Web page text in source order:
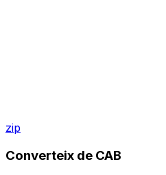
zip
Converteix de CAB